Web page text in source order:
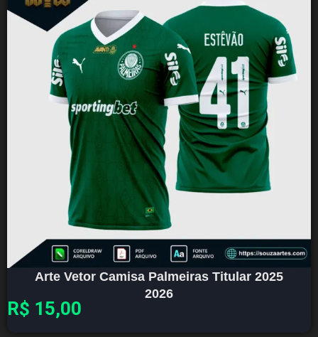
Arte Vetor Camisa Palmeiras Titular 2025
2026
R$ 15,00